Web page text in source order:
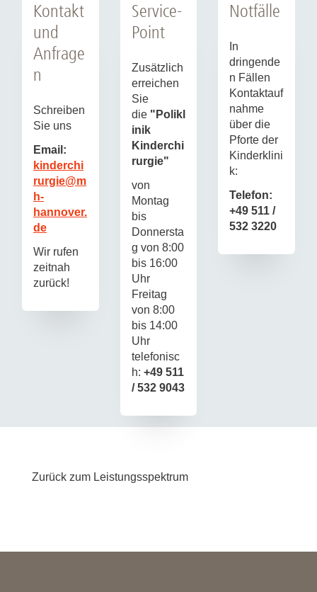
Kontakt
und
Anfrage
n
Schreiben
Sie uns
Email:
kinderchi
rurgie@m
h-
hannover.
de
Wir rufen
zeitnah
zurück!
Service-
Point
Zusätzlich
erreichen
Sie
die"Polikl
inik
Kinderchi
rurgie"
von
Montag
bis
Donnersta
g von 8:00
bis 16:00
Uhr
Freitag
von 8:00
bis 14:00
Uhr
telefonisc
h: +49 511
/ 532 9043
Notfälle
In
dringende
n Fällen
Kontaktauf
nahme
über die
Pforte der
Kinderklini
k:
Telefon:
+49 511 /
532 3220
Zurück zum Leistungsspektrum